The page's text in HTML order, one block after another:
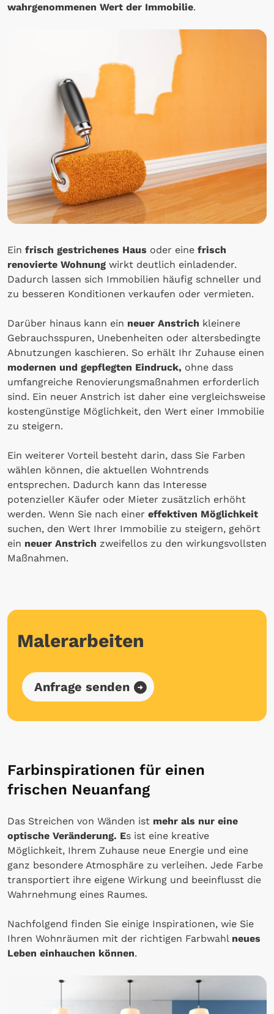
wahrgenommenen Wert der Immobilie.
Ein frisch gestrichenes Haus oder eine frisch
renovierte Wohnung wirkt deutlich einladender.
Dadurch lassen sich Immobilien häufig schneller und
zu besseren Konditionen verkaufen oder vermieten.
Darüber hinaus kann ein neuer Anstrich kleinere
Gebrauchsspuren, Unebenheiten oder altersbedingte
Abnutzungen kaschieren. So erhält Ihr Zuhause einen
modernen und gepflegten Eindruck, ohne dass
umfangreiche Renovierungsmaßnahmen erforderlich
sind. Ein neuer Anstrich ist daher eine vergleichsweise
kostengünstige Möglichkeit, den Wert einer Immobilie
zu steigern.
Ein weiterer Vorteil besteht darin, dass Sie Farben
wählen können, die aktuellen Wohntrends
entsprechen. Dadurch kann das Interesse
potenzieller Käufer oder Mieter zusätzlich erhöht
werden. Wenn Sie nach einer effektiven Möglichkeit
suchen, den Wert Ihrer Immobilie zu steigern, gehört
ein neuer Anstrich zweifellos zu den wirkungsvollsten
Maßnahmen.
Malerarbeiten
Anfrage senden
Farbinspirationen für einen
frischen Neuanfang
Das Streichen von Wänden ist mehr als nur eine
optische Veränderung. Es ist eine kreative
Möglichkeit, Ihrem Zuhause neue Energie und eine
ganz besondere Atmosphäre zu verleihen. Jede Farbe
transportiert ihre eigene Wirkung und beeinflusst die
Wahrnehmung eines Raumes.
Nachfolgend finden Sie einige Inspirationen, wie Sie
Ihren Wohnräumen mit der richtigen Farbwahl neues
Leben einhauchen können.